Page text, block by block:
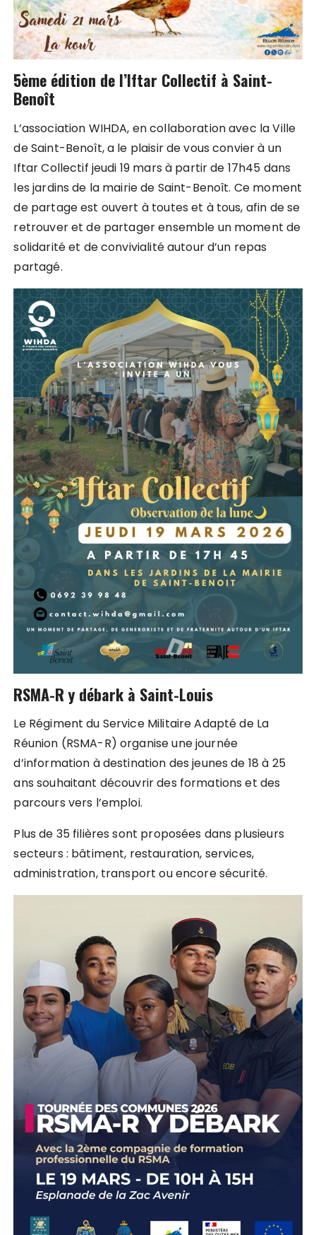
5ème édition de l’Iftar Collectif à Saint-
Benoît
L’association WIHDA, en collaboration avec la Ville
de Saint-Benoît, a le plaisir de vous convier à un
Iftar Collectif jeudi 19 mars à partir de 17h45 dans
les jardins de la mairie de Saint-Benoît. Ce moment
de partage est ouvert à toutes et à tous, afin de se
retrouver et de partager ensemble un moment de
solidarité et de convivialité autour d’un repas
partagé.
RSMA-R y débark à Saint-Louis
Le Régiment du Service Militaire Adapté de La
Réunion (RSMA-R) organise une journée
d’information à destination des jeunes de 18 à 25
ans souhaitant découvrir des formations et des
parcours vers l’emploi.
Plus de 35 filières sont proposées dans plusieurs
secteurs : bâtiment, restauration, services,
administration, transport ou encore sécurité.